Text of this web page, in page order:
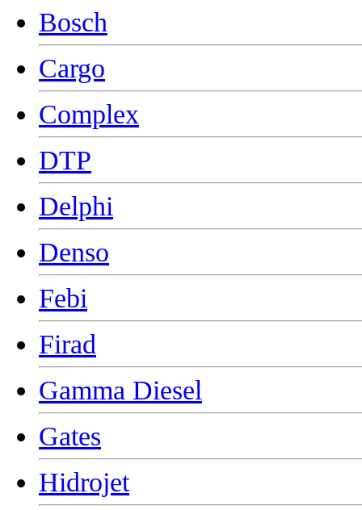
Bosch
Cargo
Complex
DTP
Delphi
Denso
Febi
Firad
Gamma Diesel
Gates
Hidrojet